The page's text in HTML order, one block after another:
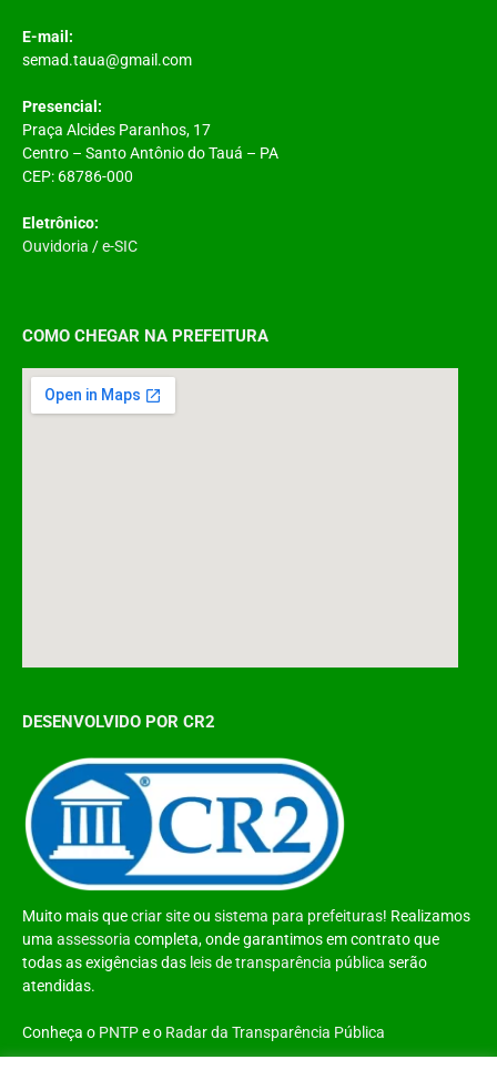
E-mail:
semad.taua@gmail.com
Presencial:
Praça Alcides Paranhos, 17
Centro – Santo Antônio do Tauá – PA
CEP: 68786-000
Eletrônico:
Ouvidoria /e-SIC
COMO CHEGAR NA PREFEITURA
DESENVOLVIDO POR CR2
Muito mais quecriar siteou sistema para prefeituras! Realizamos
uma assessoria completa, onde garantimos em contrato que
todas as exigências das leis de transparência pública serão
atendidas.
Conheça o PNTPe o Radar da Transparência Pública